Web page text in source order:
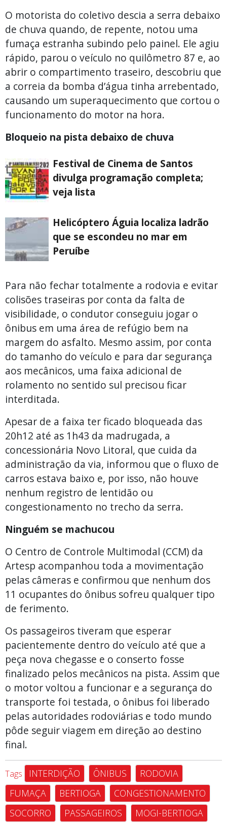
O motorista do coletivo descia a serra debaixo
de chuva quando, de repente, notou uma
fumaça estranha subindo pelo painel. Ele agiu
rápido, parou o veículo no quilômetro 87 e, ao
abrir o compartimento traseiro, descobriu que
a correia da bomba d’água tinha arrebentado,
causando um superaquecimento que cortou o
funcionamento do motor na hora.
Bloqueio na pista debaixo de chuva
Festival de Cinema de Santos
divulga programação completa;
veja lista
Helicóptero Águia localiza ladrão
que se escondeu no mar em
Peruíbe
Para não fechar totalmente a rodovia e evitar
colisões traseiras por conta da falta de
visibilidade, o condutor conseguiu jogar o
ônibus em uma área de refúgio bem na
margem do asfalto. Mesmo assim, por conta
do tamanho do veículo e para dar segurança
aos mecânicos, uma faixa adicional de
rolamento no sentido sul precisou ficar
interditada.
Apesar de a faixa ter ficado bloqueada das
20h12 até as 1h43 da madrugada, a
concessionária Novo Litoral, que cuida da
administração da via, informou que o fluxo de
carros estava baixo e, por isso, não houve
nenhum registro de lentidão ou
congestionamento no trecho da serra.
Ninguém se machucou
O Centro de Controle Multimodal (CCM) da
Artesp acompanhou toda a movimentação
pelas câmeras e confirmou que nenhum dos
11 ocupantes do ônibus sofreu qualquer tipo
de ferimento.
Os passageiros tiveram que esperar
pacientemente dentro do veículo até que a
peça nova chegasse e o conserto fosse
finalizado pelos mecânicos na pista. Assim que
o motor voltou a funcionar e a segurança do
transporte foi testada, o ônibus foi liberado
pelas autoridades rodoviárias e todo mundo
pôde seguir viagem em direção ao destino
final.
Tags INTERDIÇÃO ÔNIBUS
RODOVIA
FUMAÇA
BERTIOGA
CONGESTIONAMENTO
SOCORRO
PASSAGEIROS MOGI-BERTIOGA